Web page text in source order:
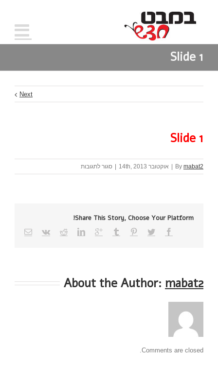
Slide 1
Next
Slide 1
By mabat2 אוקטובר 14th, 2013 סגור לתגובותעל
Slide
Share This Story, Choose Your Platform!
About the Author: mabat2
Comments are closed.